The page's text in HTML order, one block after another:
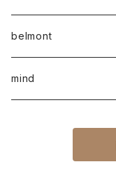
belmont
mind